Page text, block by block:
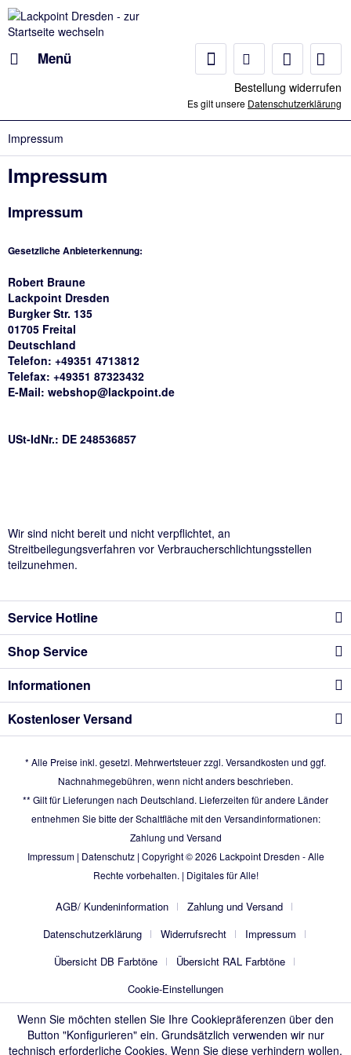
Menü
Bestellung widerrufen
Es gilt unsere Datenschutzerklärung
Impressum
Impressum
Impressum
Gesetzliche Anbieterkennung:
Robert Braune
Lackpoint Dresden
Burgker Str. 135
01705 Freital
Deutschland
Telefon: +49351 4713812
Telefax: +49351 87323432
E-Mail: webshop@lackpoint.de
USt-IdNr.: DE 248536857
Wir sind nicht bereit und nicht verpflichtet, an
Streitbeilegungsverfahren vor Verbraucherschlichtungsstellen
teilzunehmen.
Service Hotline
Shop Service
Informationen
Kostenloser Versand
* Alle Preise inkl. gesetzl. Mehrwertsteuer zzgl. Versandkosten und ggf.
Nachnahmegebühren, wenn nicht anders beschrieben.
** Gilt für Lieferungen nach Deutschland. Lieferzeiten für andere Länder
entnehmen Sie bitte der Schaltfläche mit den Versandinformationen:
Zahlung und Versand
Impressum| Datenschutz| Copyright © 2026 Lackpoint Dresden - Alle
Rechte vorbehalten. | Digitales für Alle!
AGB/ Kundeninformation
Zahlung und Versand
Datenschutzerklärung
Widerrufsrecht
Impressum
Übersicht DB Farbtöne
Übersicht RAL Farbtöne
Cookie-Einstellungen
Wenn Sie möchten stellen Sie Ihre Cookiepräferenzen über den
Button "Konfigurieren" ein. Grundsätzlich verwenden wir nur
technisch erforderliche Cookies. Wenn Sie diese verhindern wollen,